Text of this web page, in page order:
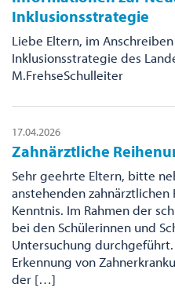
Inklusionsstrategie
Liebe Eltern, im
Inklusionsstrategie des
M.FrehseSchulleiter
17.04.2026
Zahnärztliche
Sehr geehrte Eltern, bitte
anstehenden
Kenntnis. Im Rahmen der
bei den Schülerinnen und
Untersuchung
Erkennung von
der […]